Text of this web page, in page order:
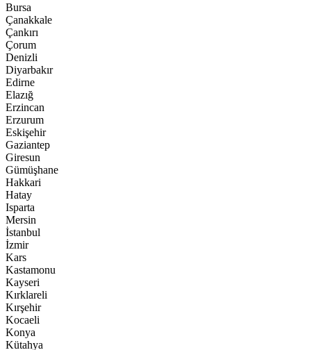
Bursa
Çanakkale
Çankırı
Çorum
Denizli
Diyarbakır
Edirne
Elazığ
Erzincan
Erzurum
Eskişehir
Gaziantep
Giresun
Gümüşhane
Hakkari
Hatay
Isparta
Mersin
İstanbul
İzmir
Kars
Kastamonu
Kayseri
Kırklareli
Kırşehir
Kocaeli
Konya
Kütahya